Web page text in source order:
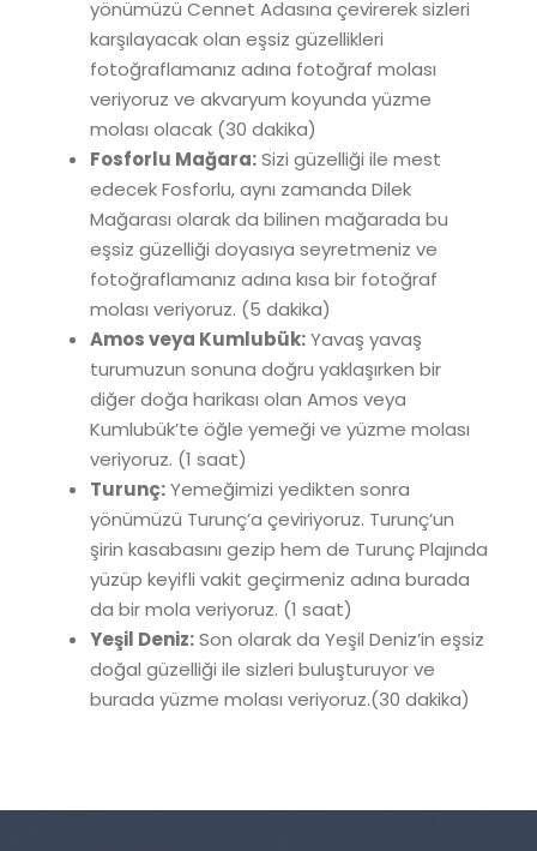
yönümüzü Cennet Adasına çevirerek sizleri
karşılayacak olan eşsiz güzellikleri
fotoğraflamanız adına fotoğraf molası
veriyoruz ve akvaryum koyunda yüzme
molası olacak (30 dakika)
Fosforlu Mağara:Sizi güzelliği ile mest
edecek Fosforlu, aynı zamanda Dilek
Mağarası olarak da bilinen mağarada bu
eşsiz güzelliği doyasıya seyretmeniz ve
fotoğraflamanız adına kısa bir fotoğraf
molası veriyoruz. (5 dakika)
Amos veya Kumlubük:Yavaş yavaş
turumuzun sonuna doğru yaklaşırken bir
diğer doğa harikası olan Amos veya
Kumlubük’te öğle yemeği ve yüzme molası
veriyoruz. (1 saat)
Turunç:Yemeğimizi yedikten sonra
yönümüzü Turunç’a çeviriyoruz. Turunç’un
şirin kasabasını gezip hem de Turunç Plajında
yüzüp keyifli vakit geçirmeniz adına burada
da bir mola veriyoruz. (1 saat)
Yeşil Deniz:Son olarak da Yeşil Deniz’in eşsiz
doğal güzelliği ile sizleri buluşturuyor ve
burada yüzme molası veriyoruz.(30 dakika)